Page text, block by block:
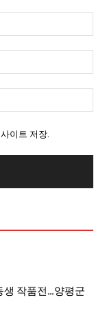
름
:
메
일
사
:
이트 저장.
생 작품전…양평군